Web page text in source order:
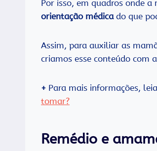
Por isso, em quadros onde a
orientação médicado que
Assim, para auxiliar as
criamos esse conteúdo com
+ Para mais informações,
tomar?
Remédio e